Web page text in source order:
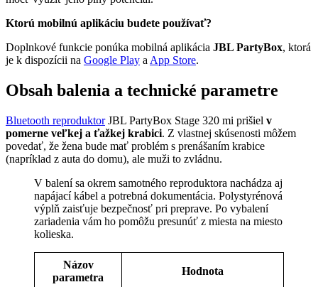
Ktorú mobilnú aplikáciu budete používať?
Doplnkové funkcie ponúka mobilná aplikácia JBL PartyBox, ktorá
je k dispozícii na Google Play a App Store.
Obsah balenia a technické parametre
Bluetooth reproduktorJBL PartyBox Stage 320 mi prišiel v
pomerne veľkej a ťažkej krabici. Z vlastnej skúsenosti môžem
povedať, že žena bude mať problém s prenášaním krabice
(napríklad z auta do domu), ale muži to zvládnu.
V balení sa okrem samotného reproduktora nachádza aj
napájací kábel a potrebná dokumentácia. Polystyrénová
výplň zaisťuje bezpečnosť pri preprave. Po vybalení
zariadenia vám ho pomôžu presunúť z miesta na miesto
kolieska.
Názov
parametra
Hodnota